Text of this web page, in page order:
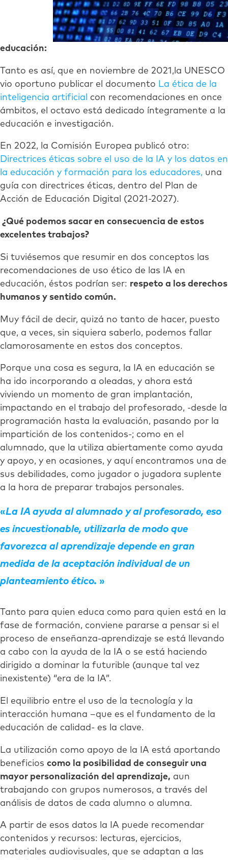
educación:
Tanto es así, que en noviembre de 2021,la UNESCO
vio oportuno publicar el documento La ética de la
inteligencia artificial
con recomendaciones en once
ámbitos, el octavo está dedicado íntegramente a la
educación e investigación.
En 2022, la Comisión Europea publicó otro:
Directrices éticas sobre el uso de la IA y los datos en
la educación y formación para los educadores, una
guía con directrices éticas, dentro del Plan de
Acción de Educación Digital (2021-2027).
¿Qué podemos sacar en consecuencia de estos
excelentes trabajos?
Si tuviésemos que resumir en dos conceptos las
recomendaciones de uso ético de las IA en
educación, éstos podrían ser: respeto a los derechos
humanos y sentido común.
Muy fácil de decir, quizá no tanto de hacer, puesto
que, a veces, sin siquiera saberlo, podemos fallar
clamorosamente en estos dos conceptos.
Porque una cosa es segura, la IA en educación se
ha ido incorporando a oleadas, y ahora está
viviendo un momento de gran implantación,
impactando en el trabajo del profesorado, -desde la
programación hasta la evaluación, pasando por la
impartición de los contenidos-; como en el
alumnado, que la utiliza abiertamente como ayuda
y apoyo, y en ocasiones, y aquí encontramos una de
sus debilidades, como jugador o jugadora suplente
a la hora de preparar trabajos personales.
La IA ayuda al alumnado y al profesorado, eso
es incuestionable, utilizarla de modo que
favorezca al aprendizaje depende en gran
medida de la aceptación individual de un
planteamiento ético.
Tanto para quien educa como para quien está en la
fase de formación, conviene pararse a pensar si el
proceso de enseñanza-aprendizaje se está llevando
a cabo con la ayuda de la IA o se está haciendo
dirigido a dominar la futurible (aunque tal vez
inexistente) “era de la IA”.
El equilibrio entre el uso de la tecnología y la
interacción humana –que es el fundamento de la
educación de calidad- es la clave.
La utilización como apoyo de la IA está aportando
beneficios como la posibilidad de conseguir una
mayor personalización del aprendizaje, aun
trabajando con grupos numerosos, a través del
análisis de datos de cada alumno o alumna.
A partir de esos datos la IA puede recomendar
contenidos y recursos: lecturas, ejercicios,
materiales audiovisuales, que se adaptan a las